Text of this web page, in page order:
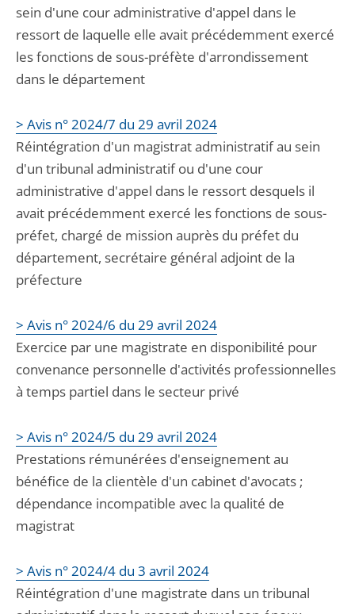
sein d'une cour administrative d'appel dans le
ressort de laquelle elle avait précédemment exercé
les fonctions de sous-préfète d'arrondissement
dans le département
> Avis n° 2024/7 du 29 avril 2024
Réintégration d'un magistrat administratif au sein
d'un tribunal administratif ou d'une cour
administrative d'appel dans le ressort desquels il
avait précédemment exercé les fonctions de sous-
préfet, chargé de mission auprès du préfet du
département, secrétaire général adjoint de la
préfecture
> Avis n° 2024/6 du 29 avril 2024
Exercice par une magistrate en disponibilité pour
convenance personnelle d'activités professionnelles
à temps partiel dans le secteur privé
> Avis n° 2024/5 du 29 avril 2024
Prestations rémunérées d'enseignement au
bénéfice de la clientèle d'un cabinet d'avocats ;
dépendance incompatible avec la qualité de
magistrat
> Avis n° 2024/4 du 3 avril 2024
Réintégration d'une magistrate dans un tribunal